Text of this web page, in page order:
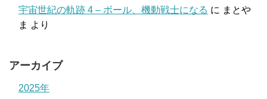
宇宙世紀の軌跡 4 – ボール、機動戦士になる に まとや
ま より
アーカイブ
2025年